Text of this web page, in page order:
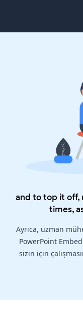
and to top it off,
times,
Ayrıca, uzman
PowerPoint
sizin için